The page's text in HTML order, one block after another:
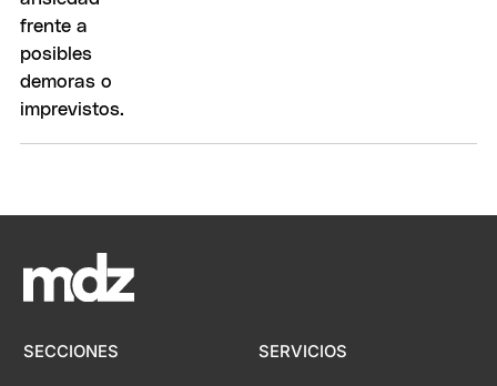
SECCIONES SERVICIOS